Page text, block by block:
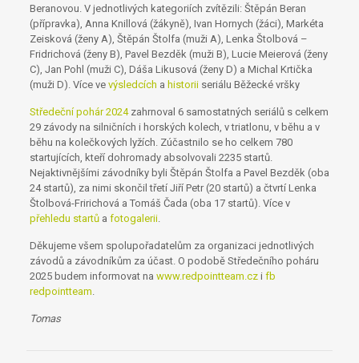
Beranovou. V jednotlivých kategoriích zvítězili: Štěpán Beran
(přípravka), Anna Knillová (žákyně), Ivan Hornych (žáci), Markéta
Zeisková (ženy A), Štěpán Štolfa (muži A), Lenka Štolbová –
Fridrichová (ženy B), Pavel Bezděk (muži B), Lucie Meierová (ženy
C), Jan Pohl (muži C), Dáša Likusová (ženy D) a Michal Krtička
(muži D). Více ve výsledcích a historiiseriálu Běžecké vršky
Středeční pohár 2024zahrnoval 6 samostatných seriálů s celkem
29 závody na silničních i horských kolech, v triatlonu, v běhu a v
běhu na kolečkových lyžích. Zúčastnilo se ho celkem 780
startujících, kteří dohromady absolvovali 2235 startů.
Nejaktivnějšími závodníky byli Štěpán Štolfa a Pavel Bezděk (oba
24 startů), za nimi skončil třetí Jiří Petr (20 startů) a čtvrtí Lenka
Štolbová-Fririchová a Tomáš Čada (oba 17 startů). Více v
přehledu startůa fotogalerii.
Děkujeme všem spolupořadatelům za organizaci jednotlivých
závodů a závodníkům za účast. O podobě Středečního poháru
2025 budem informovat na www.redpointteam.czi fb
redpointteam
Tomas